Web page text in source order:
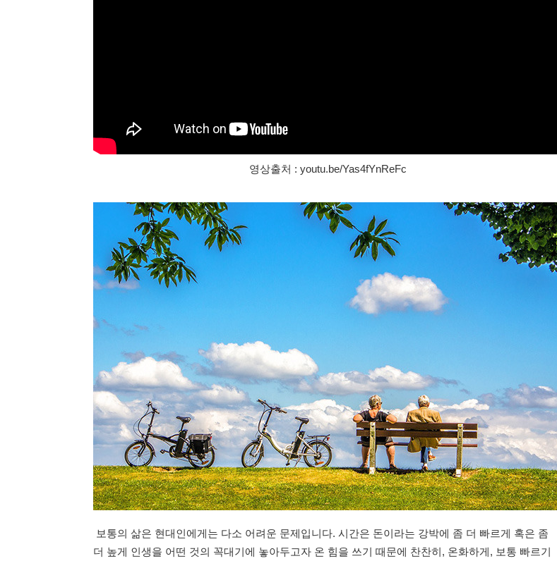
영상출처 : youtu.be/Yas4fYnReFc
보통의 삶은 현대인에게는 다소 어려운 문제입니다. 시간은 돈이라는 강박에 좀 더 빠르게 혹은 좀
더 높게 인생을 어떤 것의 꼭대기에 놓아두고자 온 힘을 쓰기 때문에 찬찬히, 온화하게, 보통 빠르기